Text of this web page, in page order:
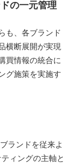
の一元管理
も、各ブランド
横断展開が実現
買情報の統合に
グ施策を実施す
ランドを従来よ
ィングの主軸と